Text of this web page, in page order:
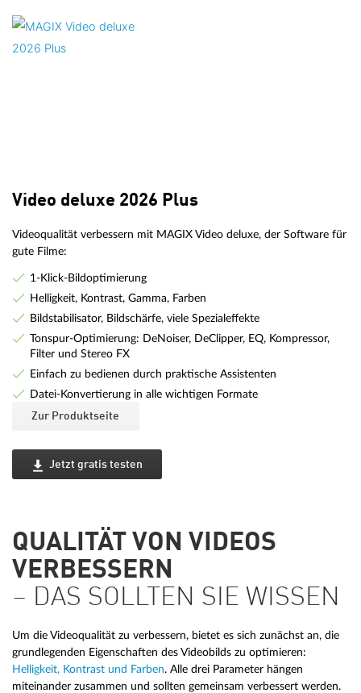
Video deluxe 2026 Plus
Videoqualität verbessern mit MAGIX Video deluxe, der Software für
gute Filme:
1-Klick-Bildoptimierung
Helligkeit, Kontrast, Gamma, Farben
Bildstabilisator, Bildschärfe, viele Spezialeffekte
Tonspur-Optimierung: DeNoiser, DeClipper, EQ, Kompressor,
Filter und Stereo FX
Einfach zu bedienen durch praktische Assistenten
Datei-Konvertierung in alle wichtigen Formate
Zur Produktseite
Jetzt gratis testen
QUALITÄT VON VIDEOS
VERBESSERN
– DAS SOLLTEN SIE WISSEN
Um die Videoqualität zu verbessern, bietet es sich zunächst an, die
grundlegenden Eigenschaften des Videobilds zu optimieren:
Helligkeit, Kontrast und Farben. Alle drei Parameter hängen
miteinander zusammen und sollten gemeinsam verbessert werden.